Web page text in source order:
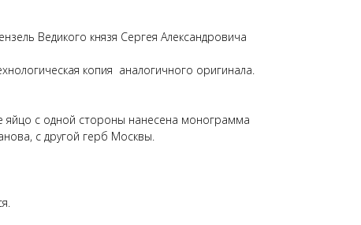
Ведикого князя Сергея Александровича
копия аналогичного оригинала.
с одной стороны нанесена монограмма
с другой герб Москвы.